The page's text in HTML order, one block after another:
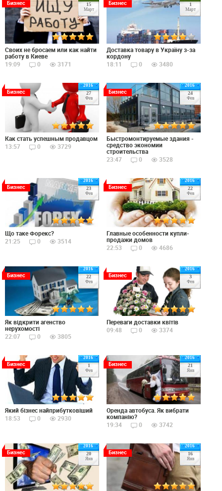
15
Март
Бизнес
Своих не бросаем или как найти
работу в Киеве
19:09
0 3171
1
Март
Бизнес
Доставка товару в Україну з-за
кордону
18:11
0 3480
2016
27
Фев
Бизнес
Как стать успешным продавцом
13:57
0 3729
2016
24
Фев
Бизнес
Быстромонтируемые здания -
средство экономии
строительства
23:47
0 3528
2016
23
Фев
Бизнес
Що таке Форекс?
21:25
0 3514
2016
22
Фев
Бизнес
Главные особенности купли-
продажи домов
22:53
0 4686
2016
22
Фев
Бизнес
Як відкрити агенство
нерухомості
22:07
0 3805
2016
3
Фев
Бизнес
Переваги доставки квітів
09:48
0 3374
2016
1
Фев
Бизнес
Який бізнес найприбутковіший
18:53
0 2930
2016
21
Янв
Бизнес
Оренда автобуса. Як вибрати
компанію?
19:34
0 3742
2016
20
Янв
Бизнес
2016
16
Янв
Бизнес